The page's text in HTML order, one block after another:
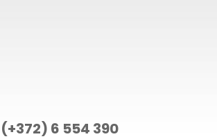
(+372) 6 554 390